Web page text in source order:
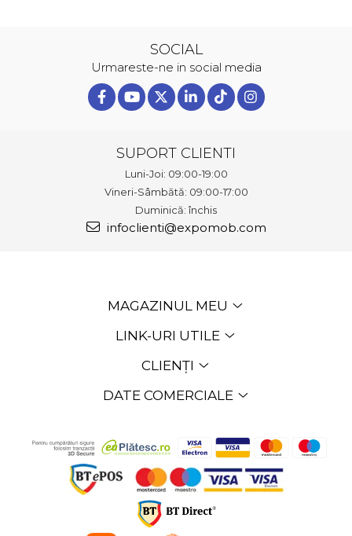
SOCIAL
Urmareste-ne in social media
SUPORT CLIENTI
Luni-Joi: 09:00-19:00
Vineri-Sâmbătă: 09:00-17:00
Duminică: închis
infoclienti@expomob.com
MAGAZINUL MEU
LINK-URI UTILE
CLIENȚI
DATE COMERCIALE